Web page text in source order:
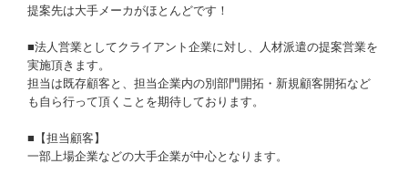
提案先は大手メーカがほとんどです！
■法人営業としてクライアント企業に対し、人材派遣の提案営業を
実施頂きます。
担当は既存顧客と、担当企業内の別部門開拓・新規顧客開拓など
も自ら行って頂くことを期待しております。
■【担当顧客】
一部上場企業などの大手企業が中心となります。